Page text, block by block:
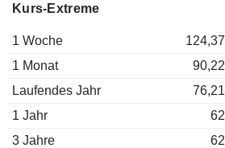
Kurs-Extreme
1 Woche 124,37
1 Monat
90,22
Laufendes Jahr
76,21
1 Jahr
62
3 Jahre
62